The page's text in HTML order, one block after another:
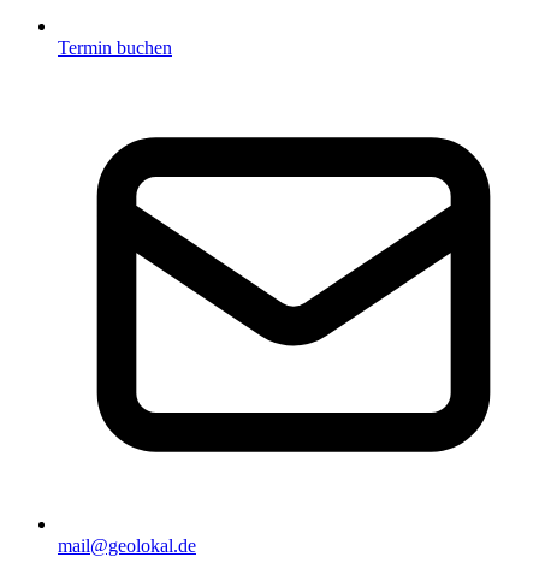
Termin buchen
mail@geolokal.de